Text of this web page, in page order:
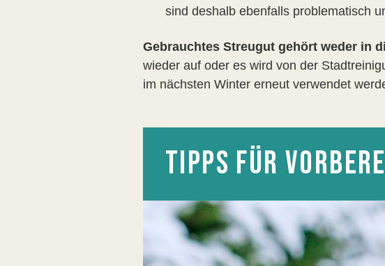
sind deshalb ebenfalls problematisch
Gebrauchtes Streugut gehört weder in
wieder auf oder es wird von der
im nächsten Winter erneut verwendet
TIPPS FÜR